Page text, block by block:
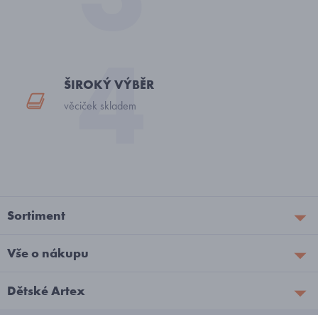
ŠIROKÝ VÝBĚR
věciček skladem
Sortiment
Vše o nákupu
Dětské Artex